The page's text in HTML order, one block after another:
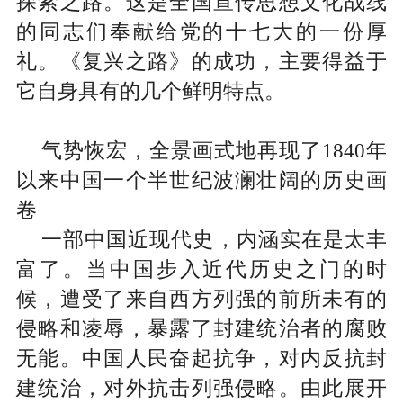
的同志们奉献给党的十七大的一份厚
礼。《复兴之路》的成功，主要得益于
它自身具有的几个鲜明特点。
气势恢宏，全景画式地再现了 1840年
以来中国一个半世纪波澜壮阔的历史画
卷
一部中国近现代史，内涵实在是太丰
富了。当中国步入近代历史之门的时
候，遭受了来自西方列强的前所未有的
侵略和凌辱，暴露了封建统治者的腐败
无能。中国人民奋起抗争，对内反抗封
建统治，对外抗击列强侵略。由此展开